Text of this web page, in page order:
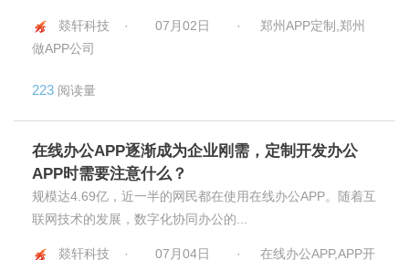
燚轩科技 · 07月02日 ·
郑州APP定制,郑州
做APP公司
223 阅读量
在线办公APP逐渐成为企业刚需，定制开发办公
APP时需要注意什么？
规模达4.69亿，近一半的网民都在使用在线办公APP。随着互
联网技术的发展，数字化协同办公的...
燚轩科技 · 07月04日 ·
在线办公APP,APP开